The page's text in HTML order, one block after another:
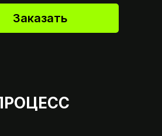
Заказать